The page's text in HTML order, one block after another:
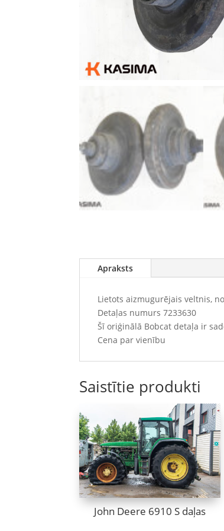
Apraksts
Lietots aizmugurējais veltnis,
Detaļas numurs 7233630
Šī oriģinālā Bobcat detaļa ir
Cena par vienību
Saistītie produkti
John Deere 6910 S daļas